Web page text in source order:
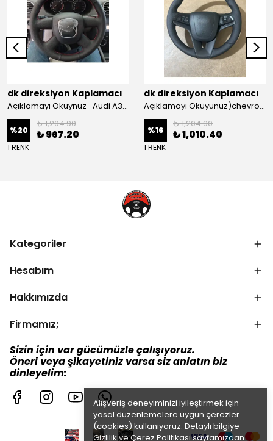
Alışveriş deneyiminizi iyileştirmek için
yasal düzenlemelere uygun çerezler
(cookies) kullanıyoruz. Detaylı bilgiye
Gizlilik ve Çerez Politikasısayfamızdan
dk direksiyon Kaplamacı
Açıklamayı Okuynuz- Audi A3 Sportback Araca Özel Direksiyon Kılıfı Kırmızı Ipli
%20
₺ 1,204.90
₺ 967.20
1 RENK
dk direksiyon Kaplamacı
Açıklamayı Okuyunuz)chevrolet Aveo Lt-ls Araca Özel Direksiyon Kılıfı (plastik Kapaksız Direksiyon
%16
₺ 1,204.90
₺ 1,010.40
1 RENK
Kategoriler
Hesabım
Hakkımızda
Firmamız;
Sizin için var gücümüzle çalışıyoruz.
Öneri veya şikayetiniz varsa siz anlatın biz
dinleyelim: